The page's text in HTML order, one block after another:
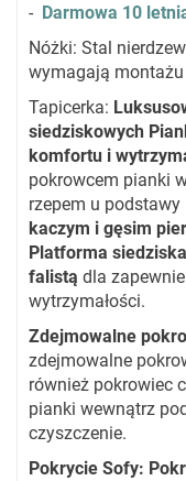
- Darmowa 10
Nóżki: Stal
wymagają montażu
Tapicerka:
siedziskowych
komfortu i
pokrowcem pianki
rzepem u podstawy
kaczym i gęsim
Platforma
falistą dla
wytrzymałości.
Zdejmowalne
zdejmowalne
również pokrowiec
pianki wewnątrz
czyszczenie.
Pokrycie Sofy: